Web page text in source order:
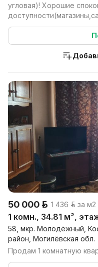
угловая)! Хорошие
есть парк...
50 000 р. 1 436 р. за м2
1 комн., 34.81 м²,
58, мкр. Молодёжный,
район, Могилёвская обл.
Продам 1 комнатную